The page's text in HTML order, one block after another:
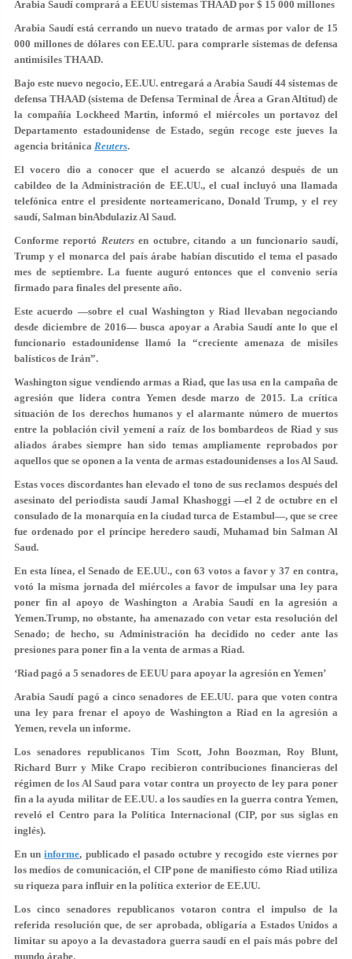
Arabia Saudí comprará a EEUU sistemas THAAD por $ 15 000 millones
Arabia Saudí está cerrando un nuevo tratado de armas por valor de 15
000 millones de dólares con EE.UU. para comprarle sistemas de defensa
antimisiles THAAD.
Bajo este nuevo negocio, EE.UU. entregará a Arabia Saudí 44 sistemas de
defensa THAAD (sistema de Defensa Terminal de Área a Gran Altitud) de
la compañía Lockheed Martin, informó el miércoles un portavoz del
Departamento estadounidense de Estado, según recoge este jueves la
agencia británica Reuters.
El vocero dio a conocer que el acuerdo se alcanzó después de un
cabildeo de la Administración de EE.UU., el cual incluyó una llamada
telefónica entre el presidente norteamericano, Donald Trump, y el rey
saudí, Salman binAbdulaziz Al Saud.
Conforme reportó Reutersen octubre, citando a un funcionario saudí,
Trump y el monarca del país árabe habían discutido el tema el pasado
mes de septiembre. La fuente auguró entonces que el convenio sería
firmado para finales del presente año.
Este acuerdo —sobre el cual Washington y Riad llevaban negociando
desde diciembre de 2016— busca apoyar a Arabia Saudí ante lo que el
funcionario estadounidense llamó la “creciente amenaza de misiles
balísticos de Irán”.
Washington sigue vendiendo armas a Riad, que las usa en la campaña de
agresión que lidera contra Yemen desde marzo de 2015. La crítica
situación de los derechos humanos y el alarmante número de muertos
entre la población civil yemení a raíz de los bombardeos de Riad y sus
aliados árabes siempre han sido temas ampliamente reprobados por
aquellos que se oponen a la venta de armas estadounidenses a los Al Saud.
Estas voces discordantes han elevado el tono de sus reclamos después del
asesinato del periodista saudí Jamal Khashoggi —el 2 de octubre en el
consulado de la monarquía en la ciudad turca de Estambul—, que se cree
fue ordenado por el príncipe heredero saudí, Muhamad bin Salman Al
Saud.
En esta línea, el Senado de EE.UU., con 63 votos a favor y 37 en contra,
votó la misma jornada del miércoles a favor de impulsar una ley para
poner fin al apoyo de Washington a Arabia Saudí en la agresión a
Yemen.Trump, no obstante, ha amenazado con vetar esta resolución del
Senado; de hecho, su Administración ha decidido no ceder ante las
presiones para poner fin a la venta de armas a Riad.
‘Riad pagó a 5 senadores de EEUU para apoyar la agresión en Yemen’
Arabia Saudí pagó a cinco senadores de EE.UU. para que voten contra
una ley para frenar el apoyo de Washington a Riad en la agresión a
Yemen, revela un informe.
Los senadores republicanos Tim Scott, John Boozman, Roy Blunt,
Richard Burr y Mike Crapo recibieron contribuciones financieras del
régimen de los Al Saud para votar contra un proyecto de ley para poner
fin a la ayuda militar de EE.UU. a los saudíes en la guerra contra Yemen,
reveló el Centro para la Política Internacional (CIP, por sus siglas en
inglés).
En uninforme, publicado el pasado octubre y recogido este viernes por
los medios de comunicación, el CIP pone de manifiesto cómo Riad utiliza
su riqueza para influir en la política exterior de EE.UU.
Los cinco senadores republicanos votaron contra el impulso de la
referida resolución que, de ser aprobada, obligaría a Estados Unidos a
limitar su apoyo a la devastadora guerra saudí en el país más pobre del
mundo árabe.